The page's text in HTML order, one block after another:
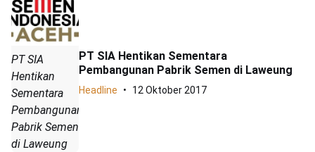
PT SIA
Hentikan
Sementara
Pembangunan
Pabrik Semen
di Laweung
PT SIA Hentikan Sementara
Pembangunan Pabrik Semen di Laweung
Headline 12 Oktober 2017